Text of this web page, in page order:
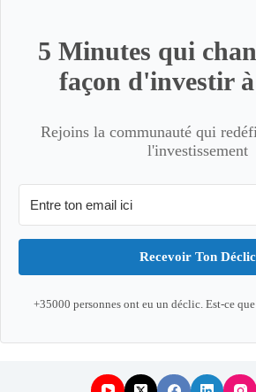
5 Minutes qui
façon d'investir
Rejoins la communauté qui
l'investissement
Recevoir Ton Déclic
+35000 personnes ont eu un déclic. Est-ce